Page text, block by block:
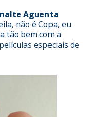
Aguenta
não é Copa, eu
tão bem com a
especiais de